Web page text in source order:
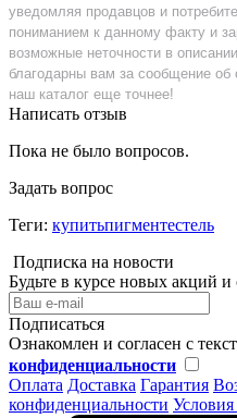
уведомляя продавцов и
пониманием к данному факту и
возможные неточности в
благодарны вам за сообщение
наш каталог еще точнее!
Написать отзыв
Пока не было вопросов.
Задать вопрос
Теги: купитьпигментестель
Подписка на новости
Будьте в курсе новых акций
Подписаться
Ознакомлен и согласен с
конфиденциальности
Оплата Доставка Гарантия
конфиденциальности